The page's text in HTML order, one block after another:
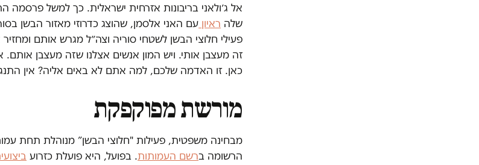
אל ג׳ולאני בריבונות אזרחית ישראלית. כך למשל פרסמה
שלה ראיון עם האני אלסמן, שהוצג כדרוזי מאזור הבשן
פעילי חלוצי הבשן לשטחי סוריה וצה״ל מגרש אותם
זה מעצבן אותי. ויש המון אנשים אצלנו שזה מעצבן אותם.
כאן. זו האדמה שלכם, למה אתם לא באים אליה? אין
מורשת מפוקפקת
מבחינה משפטית, פעילות "חלוצי הבשן” מנוהלת תחת
הרשומה ברשם העמותות. בפועל, היא פועלת כזרוע